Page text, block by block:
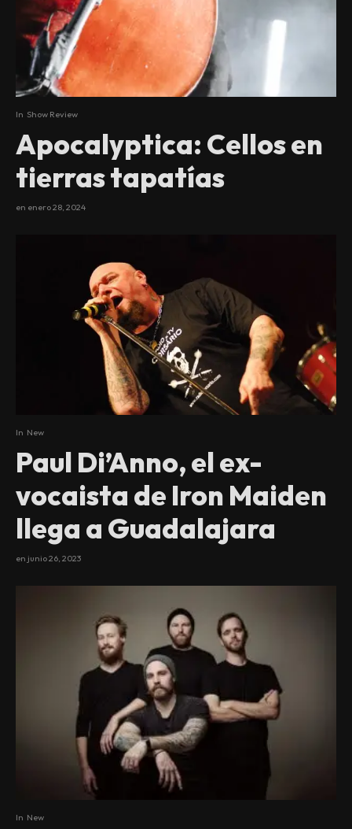
In Show Review
Apocalyptica: Cellos en
tierras tapatías
en enero 28, 2024
In New
Paul Di’Anno, el ex-
vocaista de Iron Maiden
llega a Guadalajara
en junio 26, 2023
In New